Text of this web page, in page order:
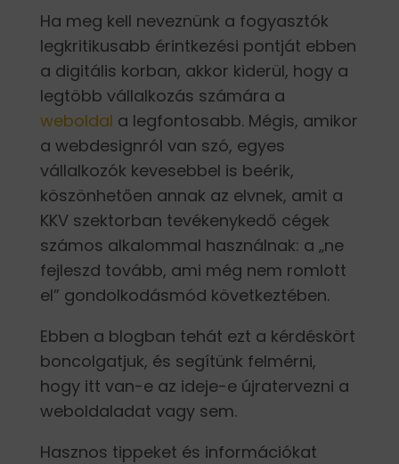
Ha meg kell neveznünk a fogyasztók
legkritikusabb érintkezési pontját ebben
a digitális korban, akkor kiderül, hogy a
legtöbb vállalkozás számára a
weboldal a legfontosabb. Mégis, amikor
a webdesignról van szó, egyes
vállalkozók kevesebbel is beérik,
köszönhetően annak az elvnek, amit a
KKV szektorban tevékenykedő cégek
számos alkalommal használnak: a „ne
fejleszd tovább, ami még nem romlott
el” gondolkodásmód következtében.
Ebben a blogban tehát ezt a kérdéskört
boncolgatjuk, és segítünk felmérni,
hogy itt van-e az ideje-e újratervezni a
weboldaladat vagy sem.
Hasznos tippeket és információkat